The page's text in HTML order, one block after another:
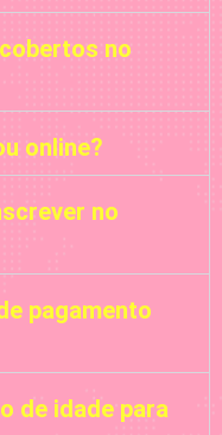
no
online?
no
pagamento
de idade para